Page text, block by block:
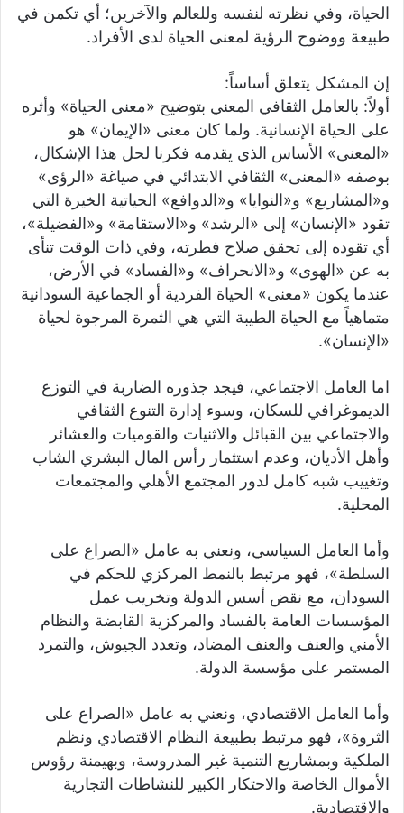
الحياة، وفي نظرته لنفسه وللعالم والآخرين؛ أي تكمن في
طبيعة ووضوح الرؤية لمعنى الحياة لدى الأفراد.
إن المشكل يتعلق أساساً:
أولاً: بالعامل الثقافي المعني بتوضيح «معنى الحياة» وأثره
على الحياة الإنسانية. ولما كان معنى «الإيمان» هو
«المعنى» الأساس الذي يقدمه فكرنا لحل هذا الإشكال،
بوصفه «المعنى» الثقافي الابتدائي في صياغة «الرؤى»
و«المشاريع» و«النوايا» و«الدوافع» الحياتية الخيرة التي
تقود «الإنسان» إلى «الرشد» و«الاستقامة» و«الفضيلة»،
أي تقوده إلى تحقق صلاح فطرته، وفي ذات الوقت تنأى
به عن «الهوى» و«الانحراف» و«الفساد» في الأرض،
عندما يكون «معنى» الحياة الفردية أو الجماعية السودانية
متماهياً مع الحياة الطيبة التي هي الثمرة المرجوة لحياة
«الإنسان».
اما العامل الاجتماعي، فيجد جذوره الضاربة في التوزع
الديموغرافي للسكان، وسوء إدارة التنوع الثقافي
والاجتماعي بين القبائل والاثنيات والقوميات والعشائر
وأهل الأديان، وعدم استثمار رأس المال البشري الشاب
وتغييب شبه كامل لدور المجتمع الأهلي والمجتمعات
المحلية.
وأما العامل السياسي، ونعني به عامل «الصراع على
السلطة»، فهو مرتبط بالنمط المركزي للحكم في
السودان، مع نقض أسس الدولة وتخريب عمل
المؤسسات العامة بالفساد والمركزية القابضة والنظام
الأمني والعنف والعنف المضاد، وتعدد الجيوش، والتمرد
المستمر على مؤسسة الدولة.
وأما العامل الاقتصادي، ونعني به عامل «الصراع على
الثروة»، فهو مرتبط بطبيعة النظام الاقتصادي ونظم
الملكية وبمشاريع التنمية غير المدروسة، وبهيمنة رؤوس
الأموال الخاصة والاحتكار الكبير للنشاطات التجارية
والاقتصادية.